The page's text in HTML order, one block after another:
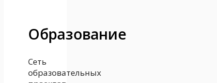
Образование
Сеть
образовательных